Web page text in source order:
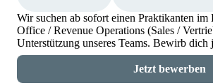
Wir suchen ab sofort einen Praktikanten im
Office / Revenue Operations (Sales /
Unterstützung unseres Teams. Bewirb dich
Jetzt bewerben